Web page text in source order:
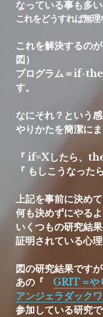
習慣の作り方
受講生専用
検索
なっている事も多い
これをどうすれば無
これを解決するの
図）
プログラム＝if-
す。
なにそれ？という
やりかたを簡潔に
『 if=Xしたら、
『 もしこうなった
上記を事前に決め
何も決めずにやる
いくつもの研究結
証明されている心
図の研究結果ですが
あの『 GRIT＝や
アンジェラダック
参加している研究で